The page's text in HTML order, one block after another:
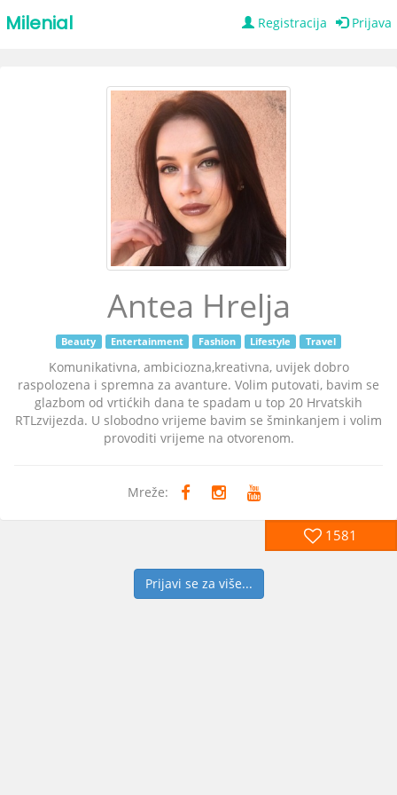
Milenial Registracija Prijava
Antea Hrelja
Beauty Entertainment Fashion Lifestyle Travel
Komunikativna, ambiciozna,kreativna, uvijek dobro
raspolozena i spremna za avanture. Volim putovati, bavim se
glazbom od vrtićkih dana te spadam u top 20 Hrvatskih
RTLzvijezda. U slobodno vrijeme bavim se šminkanjem i volim
provoditi vrijeme na otvorenom.
Mreže:
1581
Prijavi se za više...